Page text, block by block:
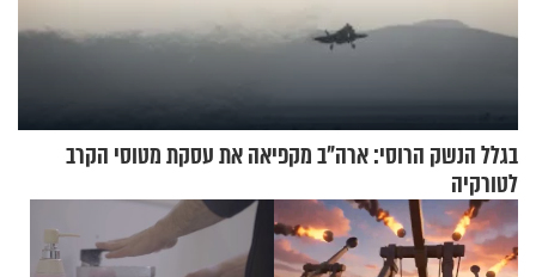
בגלל הנשק הרוסי: ארה"ב מקפיאה את עסקת מטוסי הקרב
לטורקיה